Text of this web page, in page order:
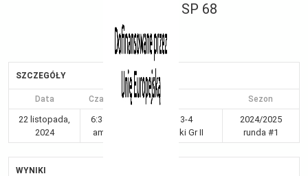
SP 68
SZCZEGÓŁY
Data Czas Sezon
22 listopada,
2024
6:38
am
Kraków 3-4
dziewczynki Gr II
2024/2025
runda #1
WYNIKI